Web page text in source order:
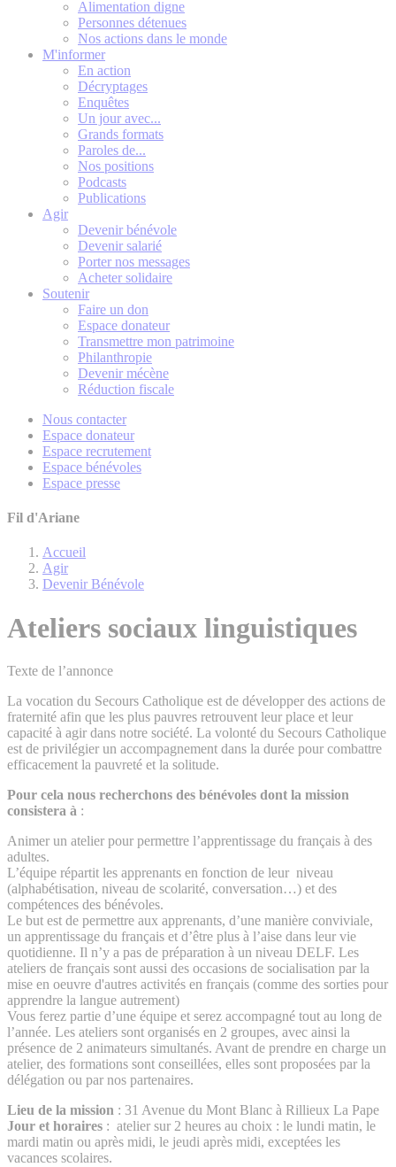
Alimentation digne
Personnes détenues
Nos actions dans le monde
M'informer
En action
Décryptages
Enquêtes
Un jour avec...
Grands formats
Paroles de...
Nos positions
Podcasts
Publications
Agir
Devenir bénévole
Devenir salarié
Porter nos messages
Acheter solidaire
Soutenir
Faire un don
Espace donateur
Transmettre mon patrimoine
Philanthropie
Devenir mécène
Réduction fiscale
Nous contacter
Espace donateur
Espace recrutement
Espace bénévoles
Espace presse
Fil d'Ariane
Accueil
Agir
Devenir Bénévole
Ateliers sociaux linguistiques
Texte de l’annonce
La vocation du Secours Catholique est de développer des actions de
fraternité afin que les plus pauvres retrouvent leur place et leur
capacité à agir dans notre société. La volonté du Secours Catholique
est de privilégier un accompagnement dans la durée pour combattre
efficacement la pauvreté et la solitude.
Pour cela nous recherchons des bénévoles dont la mission
consistera à :
Animer un atelier pour permettre l’apprentissage du français à des
adultes.
L’équipe répartit les apprenants en fonction de leur niveau
(alphabétisation, niveau de scolarité, conversation…) et des
compétences des bénévoles.
Le but est de permettre aux apprenants, d’une manière conviviale,
un apprentissage du français et d’être plus à l’aise dans leur vie
quotidienne. Il n’y a pas de préparation à un niveau DELF. Les
ateliers de français sont aussi des occasions de socialisation par la
mise en oeuvre d'autres activités en français (comme des sorties pour
apprendre la langue autrement)
Vous ferez partie d’une équipe et serez accompagné tout au long de
l’année. Les ateliers sont organisés en 2 groupes, avec ainsi la
présence de 2 animateurs simultanés. Avant de prendre en charge un
atelier, des formations sont conseillées, elles sont proposées par la
délégation ou par nos partenaires.
Lieu de la mission : 31 Avenue du Mont Blanc à Rillieux La Pape
Jour et horaires : atelier sur 2 heures au choix : le lundi matin, le
mardi matin ou après midi, le jeudi après midi, exceptées les
vacances scolaires.